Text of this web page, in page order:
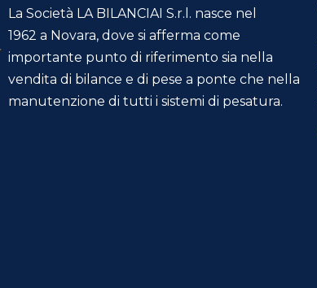
La Società LA BILANCIAI S.r.l. nasce nel
1962 a Novara, dove si afferma come
importante punto di riferimento sia nella
vendita di bilance e di pese a ponte che nella
manutenzione di tutti i sistemi di pesatura.